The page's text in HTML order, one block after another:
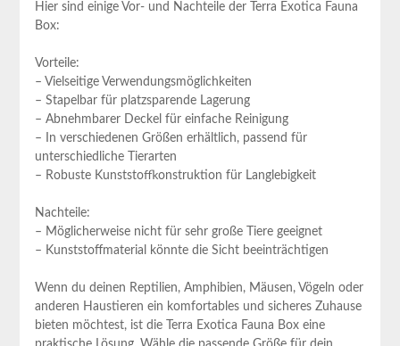
Hier‌ sind einige ​Vor- und Nachteile der Terra⁣ Exotica Fauna
Box:
Vorteile:
– Vielseitige Verwendungsmöglichkeiten
– Stapelbar für platzsparende Lagerung
– Abnehmbarer Deckel für einfache Reinigung
– In verschiedenen Größen erhältlich, passend für​
unterschiedliche Tierarten
– Robuste ‌Kunststoffkonstruktion⁣ für Langlebigkeit
Nachteile:
– Möglicherweise⁤ nicht⁣ für sehr große Tiere geeignet
– Kunststoffmaterial könnte die Sicht beeinträchtigen
Wenn ‍du deinen ‌Reptilien, Amphibien, ⁢Mäusen, Vögeln ​oder
anderen Haustieren ein komfortables ⁤und sicheres Zuhause
bieten möchtest, ist die Terra Exotica Fauna Box ⁤eine